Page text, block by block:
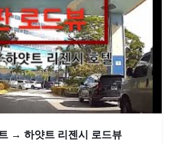
→ 하얏트 리젠시 로드뷰